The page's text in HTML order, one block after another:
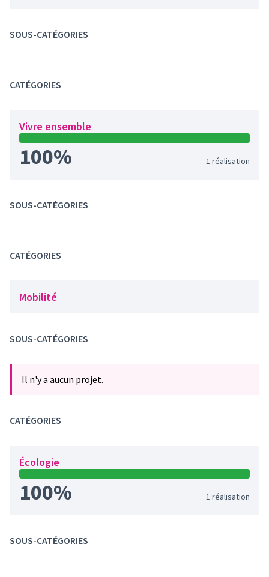
SOUS-CATÉGORIES
CATÉGORIES
Vivre ensemble
100% 1 réalisation
SOUS-CATÉGORIES
CATÉGORIES
Mobilité
SOUS-CATÉGORIES
Il n'y a aucun projet.
CATÉGORIES
Écologie
100% 1 réalisation
SOUS-CATÉGORIES